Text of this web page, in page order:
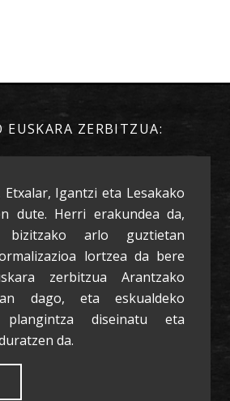
EUSKARA ZERBITZUA:
Etxalar, Igantzi eta Lesakako
dute. Herri erakundea da,
arlo guztietan
lortzea da bere
zerbitzua Arantzako
dago, eta eskualdeko
plangintza diseinatu eta
da.